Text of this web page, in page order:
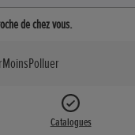
de chez vous.
Catalogues